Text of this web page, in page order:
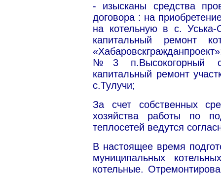
- изысканы средства
договора : на
на котельную в с.
капитальный ремонт
№3 п.Высокогорный
капитальный ремонт
с.Тулучи;
За счет собственных
хозяйства работы по
теплосетей ведутся
В настоящее время
муниципальных
котельные.